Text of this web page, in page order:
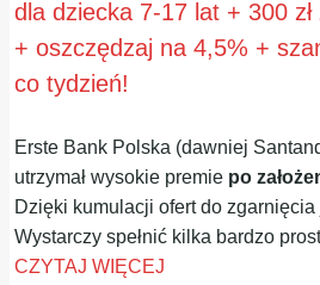
dla dziecka 7-17 lat + 300
+ oszczędzaj na 4,5% +
co tydzień!
Erste Bank Polska (dawniej
utrzymał wysokie premie po
Dzięki kumulacji ofert do
Wystarczy spełnić kilka bardzo
CZYTAJ WIĘCEJ